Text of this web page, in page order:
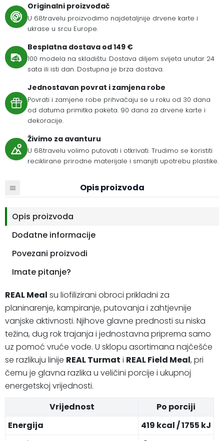
Originalni proizvođač
U 68travelu proizvodimo najdetaljnije drvene karte i
ukrase u srcu Europe.
Besplatna dostava od 149 €
100 modela na skladištu. Dostava diljem svijeta unutar 24
sata ili isti dan. Dostupna je brza dostava.
Jednostavan povrat i zamjena robe
Povrati i zamjene robe prihvaćaju se u roku od 30 dana
od datuma primitka paketa. 90 dana za drvene karte i
dekoracije.
Živimo za avanturu
U 68travelu volimo putovati i otkrivati. Trudimo se koristiti
reciklirane prirodne materijale i smanjiti upotrebu plastike.
Opis proizvoda
Opis proizvoda
Dodatne informacije
Povezani proizvodi
Imate pitanje?
REAL Meal su liofilizirani obroci prikladni za
planinarenje, kampiranje, putovanja i zahtjevnije
vanjske aktivnosti. Njihove glavne prednosti su niska
težina, dug rok trajanja i jednostavna priprema samo
uz pomoć vruće vode. U sklopu asortimana najčešće
se razlikuju linije REAL Turmat i REAL Field Meal, pri
čemu je glavna razlika u veličini porcije i ukupnoj
energetskoj vrijednosti.
Vrijednost
Po porciji
Energija
419 kcal / 1755 kJ